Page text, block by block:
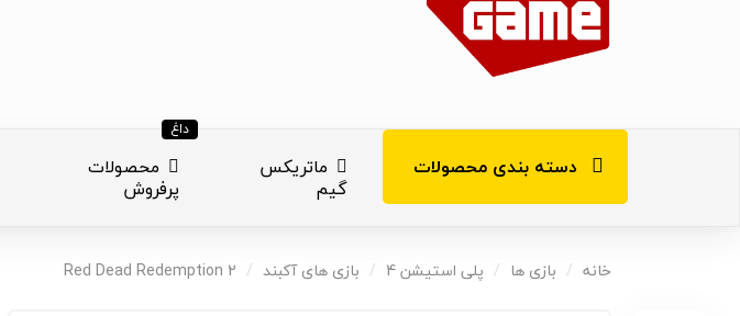
دسته بندی محصولات
کنسول های بازی
ماتریکس
گیم
محصولات
پرفروش
داغ
خانه بازی ها پلی استیشن 4 بازی های آکبند Red Dead Redemption 2